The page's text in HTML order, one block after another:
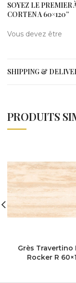
SOYEZ LE PREMIER
CORTEN A 60×120”
Vous devez être
SHIPPING &
PRODUITS
Grès Travertino
Rocker R